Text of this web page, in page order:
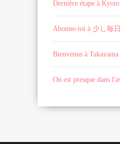
Dernière étape à Kyoto
Abonne-toi à 少し毎
Bienvenus à Takayama
On est presque dans